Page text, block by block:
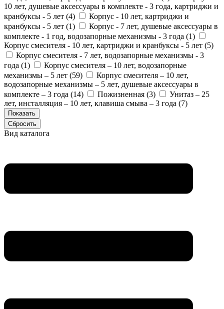
10 лет, душевые аксессуары в комплекте - 3 года, картриджи и
кранбуксы - 5 лет (4)
Корпус - 10 лет, картриджи и
кранбуксы - 5 лет (1)
Корпус - 7 лет, душевые аксессуары в
комплекте - 1 год, водозапорные механизмы - 3 года (1)
Корпус смесителя - 10 лет, картриджи и кранбуксы - 5 лет (5)
Корпус смесителя - 7 лет, водозапорные механизмы - 3
года (1)
Корпус смесителя – 10 лет, водозапорные
механизмы – 5 лет (59)
Корпус смесителя – 10 лет,
водозапорные механизмы – 5 лет, душевые аксессуары в
комплекте – 3 года (14) Пожизненная (3)
Унитаз – 25
лет, инсталляция – 10 лет, клавиша смыва – 3 года (7)
Вид каталога